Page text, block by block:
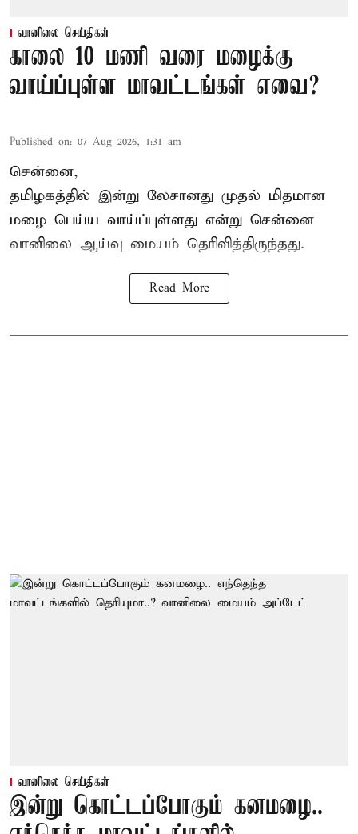
வானிலை செய்திகள்
காலை 10 மணி வரை மழைக்கு
வாய்ப்புள்ள மாவட்டங்கள் எவை?
Published on: 07 Aug 2026, 1:31 am
சென்னை,
தமிழகத்தில் இன்று லேசானது முதல் மிதமான
மழை பெய்ய வாய்ப்புள்ளது என்று சென்னை
வானிலை ஆய்வு மையம் தெரிவித்திருந்தது.
Read More
வானிலை செய்திகள்
இன்று கொட்டப்போகும் கனமழை..